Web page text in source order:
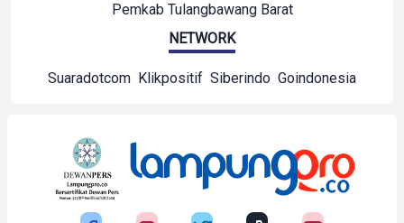
Pemkab Tulangbawang Barat
NETWORK
Suaradotcom Klikpositif Siberindo Goindonesia